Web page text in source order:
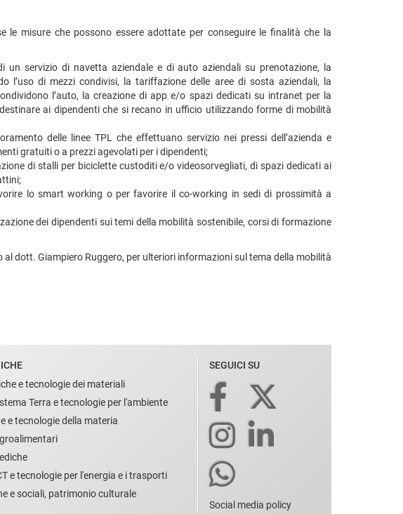
le misure che possono essere adottate per conseguire le finalità che la
un servizio di navetta aziendale e di auto aziendali su prenotazione, la
l’uso di mezzi condivisi, la tariffazione delle aree di sosta aziendali, la
l’auto, la creazione di app e/o spazi dedicati su intranet per la
ai dipendenti che si recano in ufficio utilizzando forme di mobilità
delle linee TPL che effettuano servizio nei pressi dell’azienda e
gratuiti o a prezzi agevolati per i dipendenti;
di stalli per biciclette custoditi e/o videosorvegliati, di spazi dedicati ai
lo smart working o per favorire il co-working in sedi di prossimità a
dei dipendenti sui temi della mobilità sostenibile, corsi di formazione
dott. Giampiero Ruggero, per ulteriori informazioni sul tema della mobilità
e tecnologie dei materiali
Terra e tecnologie per l'ambiente
e tecnologie della materia
e tecnologie per l'energia e i trasporti
e sociali, patrimonio culturale
SEGUICI SU
Social media policy